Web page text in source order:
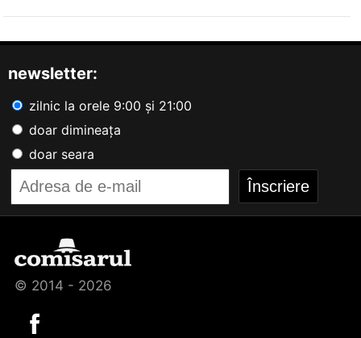
newsletter:
zilnic la orele 9:00 și 21:00
doar dimineața
doar seara
© 2014 - 2026